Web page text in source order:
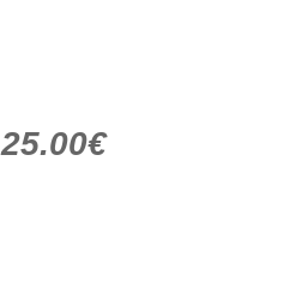
25.00€